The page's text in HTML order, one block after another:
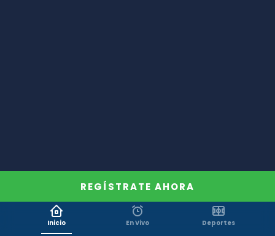
REGÍSTRATE AHORA
Inicio En Vivo Deportes